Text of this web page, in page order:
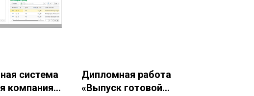
система
компания
Дипломная работа
«Выпуск готовой